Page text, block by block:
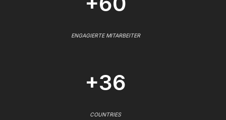
ENGAGIERTE MITARBEITER
+36
COUNTRIES